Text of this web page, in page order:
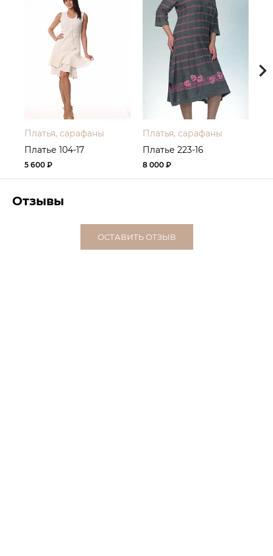
Платья, сарафаны
Платье 104-17
5 600 ₽
Платья, сарафаны
Платье 223-16
8 000 ₽
Отзывы
ОСТАВИТЬ ОТЗЫВ